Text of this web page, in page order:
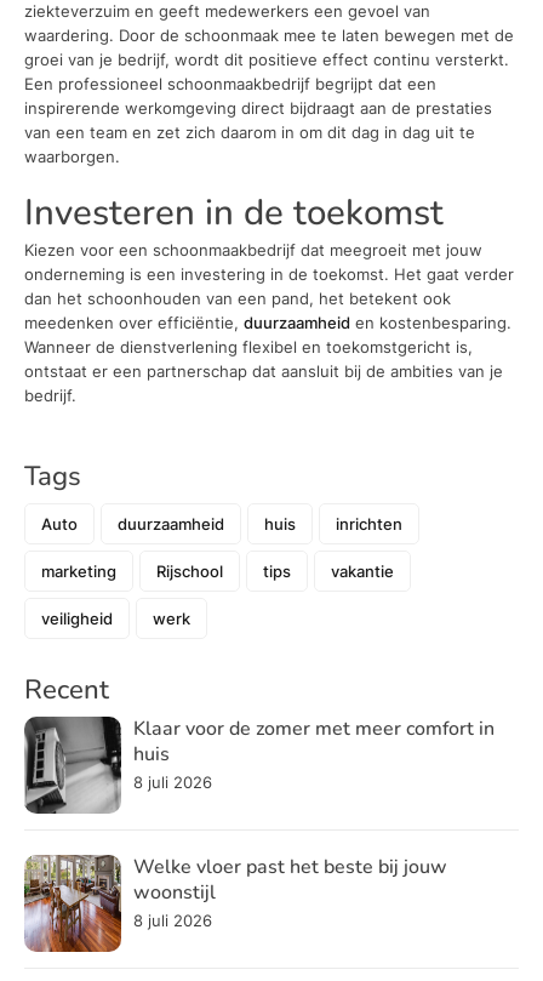
ziekteverzuim en geeft medewerkers een gevoel van
waardering. Door de schoonmaak mee te laten bewegen met de
groei van je bedrijf, wordt dit positieve effect continu versterkt.
Een professioneel schoonmaakbedrijf begrijpt dat een
inspirerende werkomgeving direct bijdraagt aan de prestaties
van een team en zet zich daarom in om dit dag in dag uit te
waarborgen.
Investeren in de toekomst
Kiezen voor een schoonmaakbedrijf dat meegroeit met jouw
onderneming is een investering in de toekomst. Het gaat verder
dan het schoonhouden van een pand, het betekent ook
meedenken over efficiëntie, duurzaamheid en kostenbesparing.
Wanneer de dienstverlening flexibel en toekomstgericht is,
ontstaat er een partnerschap dat aansluit bij de ambities van je
bedrijf.
Tags
Auto duurzaamheid huis inrichten
marketing Rijschool tips vakantie
veiligheid werk
Recent
Klaar voor de zomer met meer comfort in
huis
8 juli 2026
Welke vloer past het beste bij jouw
woonstijl
8 juli 2026